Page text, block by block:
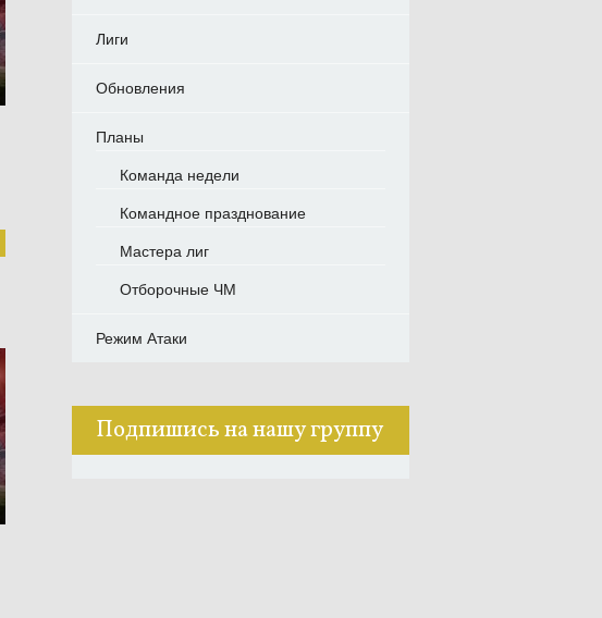
Лиги
Обновления
Планы
Команда недели
Командное празднование
Мастера лиг
Отборочные ЧМ
Режим Атаки
Подпишись на нашу группу